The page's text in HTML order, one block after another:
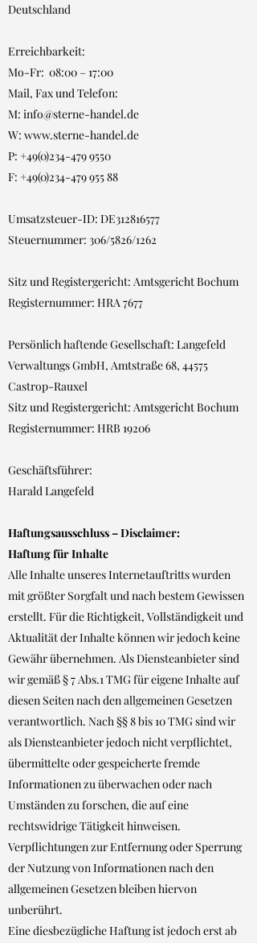
Deutschland
Erreichbarkeit:
Mo-Fr: 08:00 – 17:00
Mail, Fax und Telefon:
M: info@sterne-handel.de
W: www.sterne-handel.de
P: +49(0)234-479 9550
F: +49(0)234-479 955 88
Umsatzsteuer-ID: DE312816577
Steuernummer: 306/5826/1262
Sitz und Registergericht: Amtsgericht Bochum
Registernummer: HRA 7677
Persönlich haftende Gesellschaft: Langefeld
Verwaltungs GmbH, Amtstraße 68, 44575
Castrop-Rauxel
Sitz und Registergericht: Amtsgericht Bochum
Registernummer: HRB 19206
Geschäftsführer:
Harald Langefeld
Haftungsausschluss – Disclaimer:
Haftung für Inhalte
Alle Inhalte unseres Internetauftritts wurden
mit größter Sorgfalt und nach bestem Gewissen
erstellt. Für die Richtigkeit, Vollständigkeit und
Aktualität der Inhalte können wir jedoch keine
Gewähr übernehmen. Als Diensteanbieter sind
wir gemäß § 7 Abs.1 TMG für eigene Inhalte auf
diesen Seiten nach den allgemeinen Gesetzen
verantwortlich. Nach §§ 8 bis 10 TMG sind wir
als Diensteanbieter jedoch nicht verpflichtet,
übermittelte oder gespeicherte fremde
Informationen zu überwachen oder nach
Umständen zu forschen, die auf eine
rechtswidrige Tätigkeit hinweisen.
Verpflichtungen zur Entfernung oder Sperrung
der Nutzung von Informationen nach den
allgemeinen Gesetzen bleiben hiervon
unberührt.
Eine diesbezügliche Haftung ist jedoch erst ab